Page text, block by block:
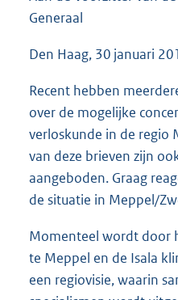
Generaal
Den Haag, 30 januari
Recent hebben
over de mogelijke
verloskunde in de regio
van deze brieven zijn
aangeboden. Graag
de situatie in Meppel/
Momenteel wordt door
te Meppel en de Isala
een regiovisie, waarin